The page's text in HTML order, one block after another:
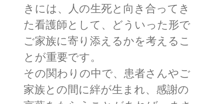
きには、人の生死と向き合ってき
た看護師として、どういった形で
ご家族に寄り添えるかを考えるこ
とが重要です。
その関わりの中で、患者さんやご
家族との間に絆が生まれ、感謝の